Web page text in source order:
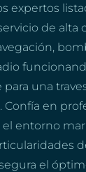
expertos
de alta
una
en
entorno
el